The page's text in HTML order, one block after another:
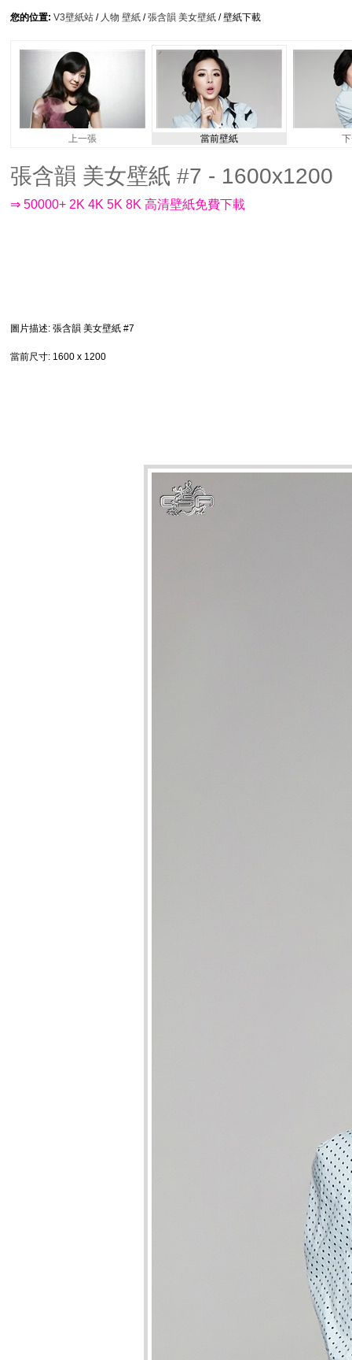
您的位置: V3壁紙站 / 人物 壁紙 /張含韻 美女壁紙 / 壁紙下載
上一張 當前壁紙
張含韻 美女壁紙 #7 - 1600x1200
⇒ 50000+ 2K 4K 5K 8K 高清壁紙免費下載
圖片描述: 張含韻 美女壁紙 #7
當前尺寸: 1600 x 1200